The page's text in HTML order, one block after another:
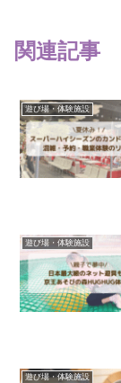
関連記事
遊び場・体験施設
遊び場・体験施設
遊び場・体験施設